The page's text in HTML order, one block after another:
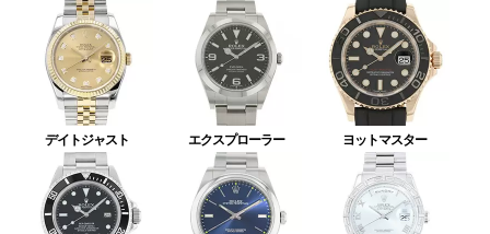
デイトジャスト エクスプローラー ヨットマスター